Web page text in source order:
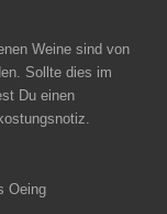
Weine sind von
Sollte dies im
Du einen
Oeing